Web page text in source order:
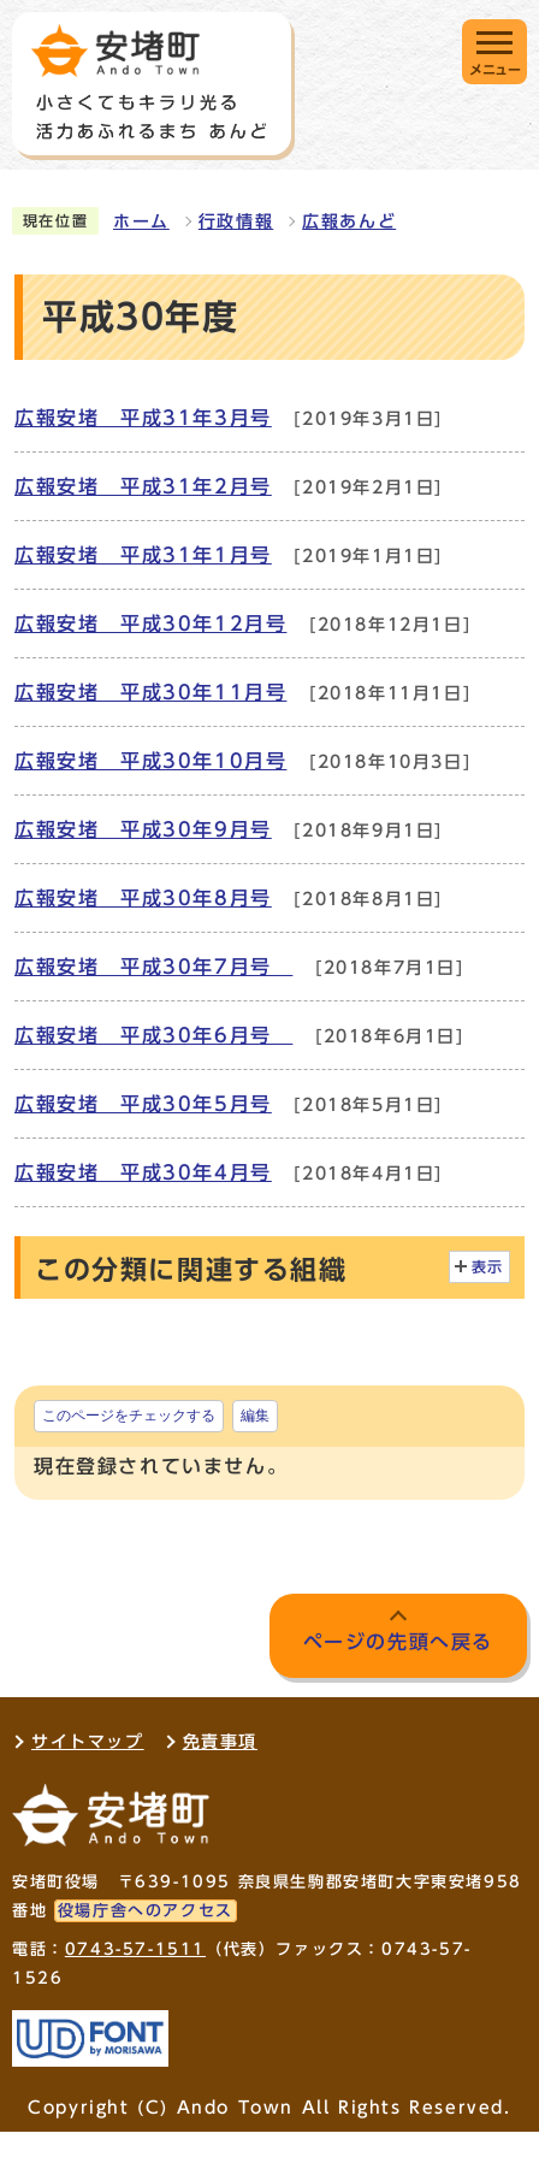
メニュー
現在位置 ホーム 行政情報 広報あんど
平成30年度
広報安堵 平成31年3月号 [2019年3月1日]
広報安堵 平成31年2月号 [2019年2月1日]
広報安堵 平成31年1月号 [2019年1月1日]
広報安堵 平成30年12月号 [2018年12月1日]
広報安堵 平成30年11月号 [2018年11月1日]
広報安堵 平成30年10月号 [2018年10月3日]
広報安堵 平成30年9月号 [2018年9月1日]
広報安堵 平成30年8月号 [2018年8月1日]
広報安堵 平成30年7月号 [2018年7月1日]
広報安堵 平成30年6月号 [2018年6月1日]
広報安堵 平成30年5月号 [2018年5月1日]
広報安堵 平成30年4月号 [2018年4月1日]
この分類に関連する組織 表示
このページをチェックする 編集
現在登録されていません。
ページの先頭へ戻る
サイトマップ 免責事項
安堵町役場 〒639-1095 奈良県生駒郡安堵町大字東安堵958
番地
役場庁舎へのアクセス
電話： 0743-57-1511
（代表）ファックス：0743-57-
1526
Copyright (C) Ando Town All Rights Reserved.